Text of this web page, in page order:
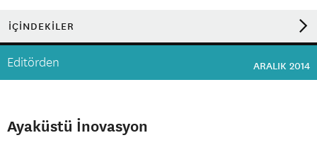
İÇİNDEKİLER
Editörden ARALIK 2014
Ayaküstü İnovasyon